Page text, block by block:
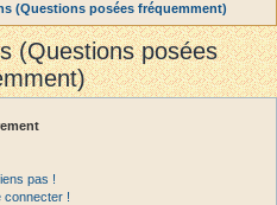
(Questions posées fréquemment)
(Questions posées
pas !
connecter !